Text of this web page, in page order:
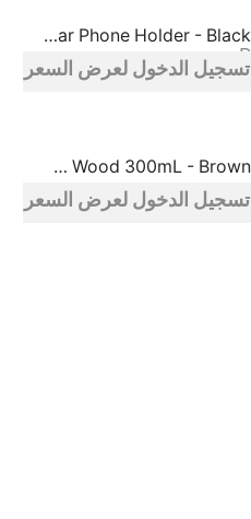
Powerology Logan Magsafe 360 Degree Rotation Head Car Phone Holder - Black
تسجيل الدخول لعرض السعر
Green Lion Fragrance Spray Oud Wood 300mL - Brown
تسجيل الدخول لعرض السعر